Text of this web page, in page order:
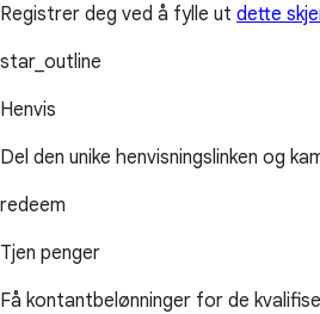
Registrer deg ved å fylle ut dette
star_outline
Henvis
Del den unike henvisningslinken og
redeem
Tjen penger
Få kontantbelønninger for de